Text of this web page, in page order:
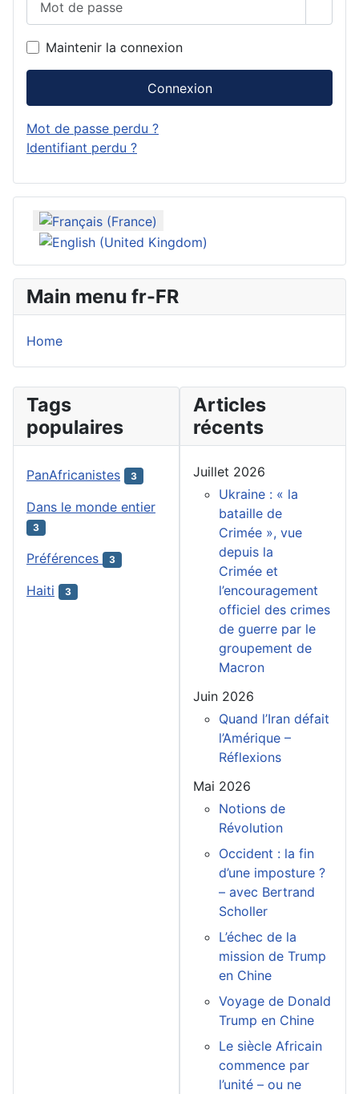
Maintenir la connexion
Connexion
Mot de passe perdu ?
Identifiant perdu ?
Sélectionnez votre langue
Main menu fr-FR
Home
Tags
populaires
PanAfricanistes 3
Dans le monde entier
3
Préférences 3
Haiti 3
Articles
récents
Juillet 2026
Ukraine : « la
bataille de
Crimée », vue
depuis la
Crimée et
l’encouragement
officiel des crimes
de guerre par le
groupement de
Macron
Juin 2026
Quand l’Iran défait
l’Amérique –
Réflexions
Mai 2026
Notions de
Révolution
Occident : la fin
d’une imposture ?
– avec Bertrand
Scholler
L’échec de la
mission de Trump
en Chine
Voyage de Donald
Trump en Chine
Le siècle Africain
commence par
l’unité – ou ne